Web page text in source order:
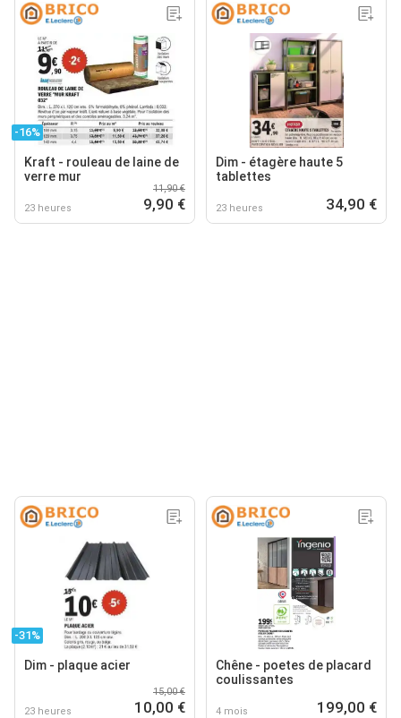
-16%
Kraft - rouleau de laine de
verre mur
23 heures
11,90 €
9,90 €
Dim - étagère haute 5
tablettes
23 heures 34,90 €
-31%
Dim - plaque acier
23 heures
15,00 €
10,00 €
Chêne - poetes de placard
coulissantes
4 mois 199,00 €